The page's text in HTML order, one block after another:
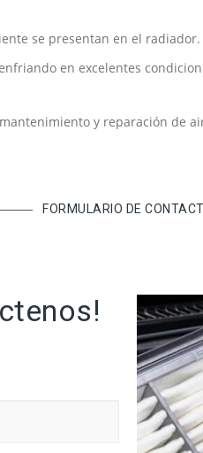
se presentan en el radiador.
en excelentes
y reparación de
FORMULARIO DE